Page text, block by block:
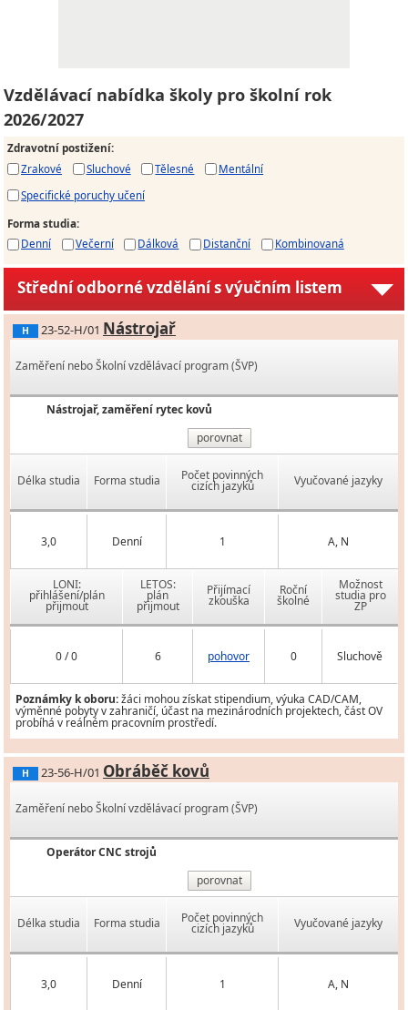
Vzdělávací nabídka školy pro školní rok
2026/2027
Zdravotní postižení:
Zrakové
Sluchové Tělesné
Mentální
Specifické poruchy učení
Forma studia:
Denní
Večerní Dálková Distanční Kombinovaná
Střední odborné vzdělání s výučním listem
H 23-52-H/01 Nástrojař
Zaměření nebo Školní vzdělávací program (ŠVP)
Nástrojař, zaměření rytec kovů
porovnat
Délka studia Forma studia Počet povinných
cizích jazyků Vyučované jazyky
3,0 Denní 1 A, N
LONI:
přihlášení/plán
přijmout
LETOS:
plán
přijmout
Přijímací
zkouška
Roční
školné
Možnost
studia pro
ZP
0 / 0 6 pohovor 0 Sluchově
Poznámky k oboru:žáci mohou získat stipendium, výuka CAD/CAM,
výměnné pobyty v zahraničí, účast na mezinárodních projektech, část OV
probíhá v reálném pracovním prostředí.
H 23-56-H/01 Obráběč kovů
Zaměření nebo Školní vzdělávací program (ŠVP)
Operátor CNC strojů
porovnat
Délka studia Forma studia Počet povinných
cizích jazyků Vyučované jazyky
3,0 Denní 1 A, N